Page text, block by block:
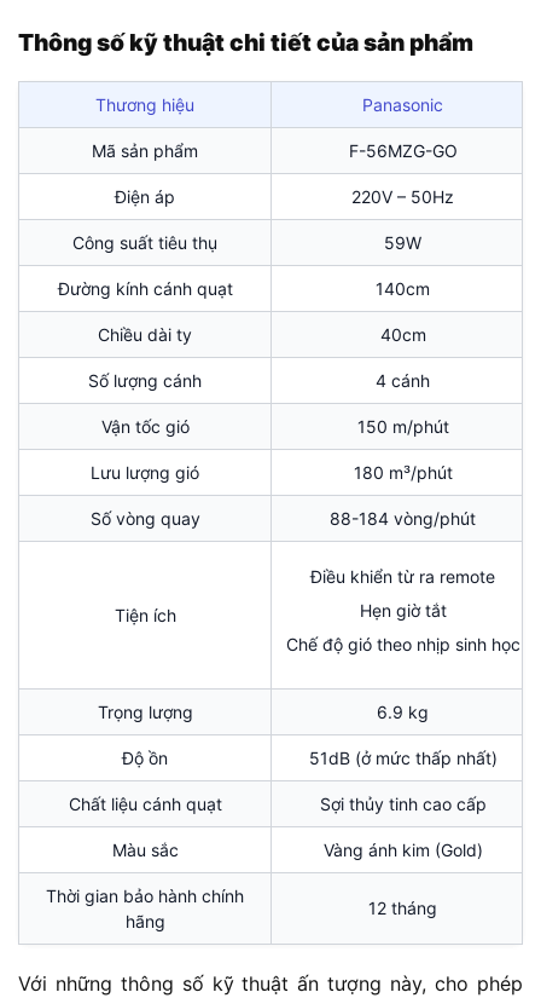
Thông số kỹ thuật chi tiết của sản phẩm
Thương hiệu Panasonic
Mã sản phẩm F-56MZG-GO
Điện áp 220V – 50Hz
Công suất tiêu thụ 59W
Đường kính cánh quạt 140cm
Chiều dài ty 40cm
Số lượng cánh 4 cánh
Vận tốc gió 150 m/phút
Lưu lượng gió 180 m³/phút
Số vòng quay 88-184 vòng/phút
Tiện ích
Điều khiển từ ra remote
Hẹn giờ tắt
Chế độ gió theo nhịp sinh học
Trọng lượng 6.9 kg
Độ ồn 51dB (ở mức thấp nhất)
Chất liệu cánh quạt Sợi thủy tinh cao cấp
Màu sắc Vàng ánh kim (Gold)
Thời gian bảo hành chính
hãng
12 tháng
Với những thông số kỹ thuật ấn tượng này, cho phép